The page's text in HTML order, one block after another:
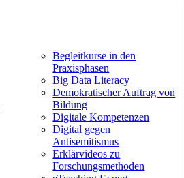
Begleitkurse in den
Praxisphasen
Big Data Literacy
Demokratischer Auftrag von
Bildung
Digitale Kompetenzen
Digital gegen
Antisemitismus
Erklärvideos zu
Forschungsmethoden